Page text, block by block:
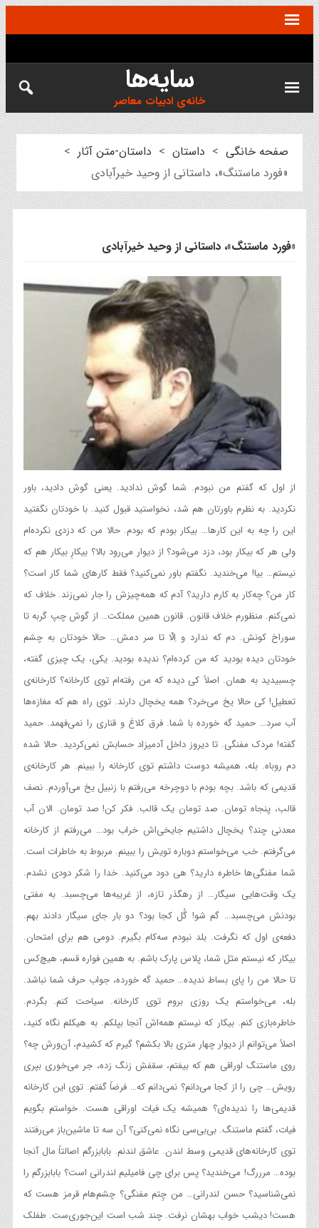
سایه‌ها
خانه‌ی ادبیات معاصر
صفحه خانگی > داستان > داستان-متن آثار >
«فورد ماستنگ»، داستانی از وحید خیرآبادی
«فورد ماستنگ»، داستانی از وحید خیرآبادی
از اول که گفتم من نبودم. شما گوش ندادید. یعنی گوش دادید، باور
نکردید. به نظرم باورتان هم شد، نخواستید قبول کنید. با خودتان نگفتید
این را چه به این کارها… بیکار بودم که بودم. حالا من که دزدی نکرده‌ام
ولی هر که بیکار بود، دزد می‌شود؟ از دیوار می‌رود بالا؟ بیکارِ بیکار هم که
نیستم… بیا! می‌خندید. نگفتم باور نمی‌کنید؟ فقط کارهای شما کار است؟
کار من؟ چه‌کار به کارم دارید؟ آدم که همه‌چیزش را جار نمی‌زند. خلاف که
نمی‌کنم. منظورم خلاف قانون. قانون همین مملکت… از گوش چپ گربه تا
سوراخ کونش. دم که ندارد و اِلّا تا سر دمش… حالا خودتان به چشم
خودتان دیده بودید که من کرده‌ام؟ ندیده بودید. یکی، یک چیزی گفته،
چسبیدید به همان. اصلاً کی دیده که من رفته‌ا‌م توی کارخانه؟ کارخانه‌ی
تعطیل! کی حالا یخ می‌خرد؟ همه یخچال دارند. توی راه هم که مغازه‌ها
آب سرد… حمید گه خورده با شما. فرق کلاغ و قناری را نمی‌فهمد. حمید
گفته! مردک مفنگی. تا دیروز داخل آدمیزاد حسابش نمی‌کردید. حالا شده
دم روباه. بله، همیشه دوست داشتم توی کارخانه را ببینم. هر کارخانه‌ی
قدیمی که باشد. بچه بودم با دوچرخه می‌رفتم با زنبیل یخ می‌آوردم. نصف
قالب، پنجاه تومان. صد تومان یک قالب. فکر کن! صد تومان. الان آب
معدنی چند؟ یخچال داشتیم جایخی‌اش خراب بود… می‌رفتم از کارخانه
می‌گرفتم. خب می‌خواستم دوباره تویش را ببینم. مربوط به خاطرات است.
شما مفنگی‌ها خاطره دارید؟ هی دود می‌کنید. خدا را شکر دودی نشدم.
یک وقت‌هایی سیگار… از رهگذر تازه، از غریبه‌ها می‌چسبد. به مفتی
بودنش می‌چسبد… گم شو! گُل کجا بود؟ دو بار جای سیگار دادند بهم.
دفعه‌ی اول که نگرفت. بلد نبودم سه‌کام بگیرم. دومی هم برای امتحان.
بیکار که نیستم مثل شما، پلاس پارک باشم. به همین فواره قسم، هیچ‌کس
تا حالا من را پای بساط ندیده… حمید گه خورده، جواب حرف شما نباشد.
بله، می‌خواستم یک روزی بروم توی کارخانه. سیاحت کنم. بگردم.
خاطره‌بازی کنم. بیکار که نیستم همه‌اش آنجا بپلکم. به هیکلم نگاه کنید،
اصلاً می‌توانم از دیوار چهار متری بالا بکشم؟ گیرم که کشیدم، آن‌ورش چه؟
روی ماستنگ اوراقی هم که بیفتم، سقفش زنگ زده، جر می‌خوری بپری
رویش… چی را از کجا می‌دانم؟ نمی‌دانم که… فرضاً گفتم. توی این کارخانه
قدیمی‌ها را ندیده‌ای؟ همیشه یک فیات اوراقی هست. خواستم بگویم
فیات، گفتم ماستنگ. بی‌بی‌سی نگاه نمی‌کنی؟ آن سه تا ماشین‌باز می‌رفتند
توی کارخانه‌های قدیمی وسط لندن. عاشق لندنم. بابابزرگم اصالتاً مال آنجا
بوده… مرررگ! می‌خندید؟ پس برای چی فامیلیم لندرانی است؟ بابابزرگم را
نمی‌شناسید؟ حسن لندرانی… من چِتم مفنگی؟ چشم‌هام قرمز هست که
هست! دیشب خواب بهشان نرفت. چند شب است این‌جوری‌ست. طفلک